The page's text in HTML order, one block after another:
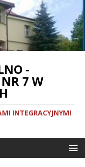
-
7 W
INTEGRACYJNYMI